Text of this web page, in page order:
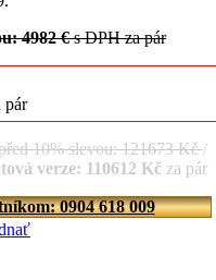
4982 €s DPH za pár
pár
10% slevou: 121673 Kč/
verze: 110612 Kč za pár
0904 618 009